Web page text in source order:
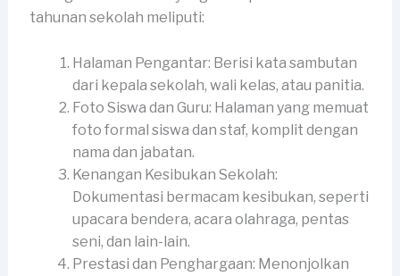
tahunan sekolah meliputi:
Halaman Pengantar: Berisi kata sambutan
dari kepala sekolah, wali kelas, atau panitia.
Foto Siswa dan Guru: Halaman yang memuat
foto formal siswa dan staf, komplit dengan
nama dan jabatan.
Kenangan Kesibukan Sekolah:
Dokumentasi bermacam kesibukan, seperti
upacara bendera, acara olahraga, pentas
seni, dan lain-lain.
Prestasi dan Penghargaan: Menonjolkan